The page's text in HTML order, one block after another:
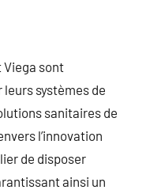
Viega sont
systèmes de
sanitaires de
l’innovation
de disposer
ainsi un